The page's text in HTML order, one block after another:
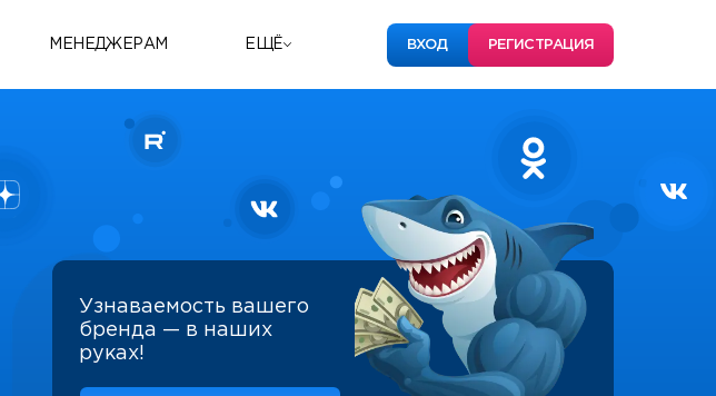
МЕНЕДЖЕРАМ ЕЩЁ ВХОД РЕГИСТРАЦИЯ
Узнаваемость вашего
бренда — в наших
руках!